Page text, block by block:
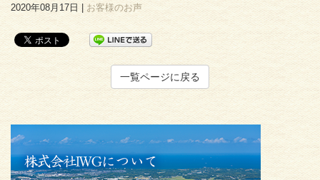
2020年08月17日 | お客様のお声
一覧ページに戻る